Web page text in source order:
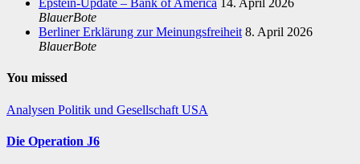
Epstein-Update – Bank of America 14. April 2026
BlauerBote
Berliner Erklärung zur Meinungsfreiheit 8. April 2026
BlauerBote
You missed
Analysen Politik und Gesellschaft USA
Die Operation J6